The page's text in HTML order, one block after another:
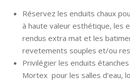
Réservez les enduits chaux
à haute valeur esthétique, les
rendus extra mat et les
revetements souples et/ou
Privilégier les enduits
Mortex pour les salles d’eau,